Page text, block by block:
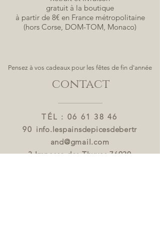
gratuit à la boutique
à partir de 8€ en France métropolitaine
(hors Corse, DOM-TOM, Monaco)
Pensez à vos cadeaux pour les fêtes de fin d'année
contact
TÉL : 06 61 38 46
90 info.lespainsdepicesdebertr
and@gmail.com
3 Impasse des Thuyas 76930